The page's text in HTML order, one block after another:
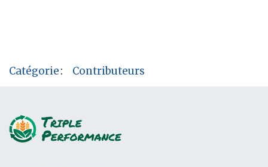
Catégorie: Contributeurs